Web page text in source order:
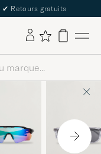
✔ Retours gratuits